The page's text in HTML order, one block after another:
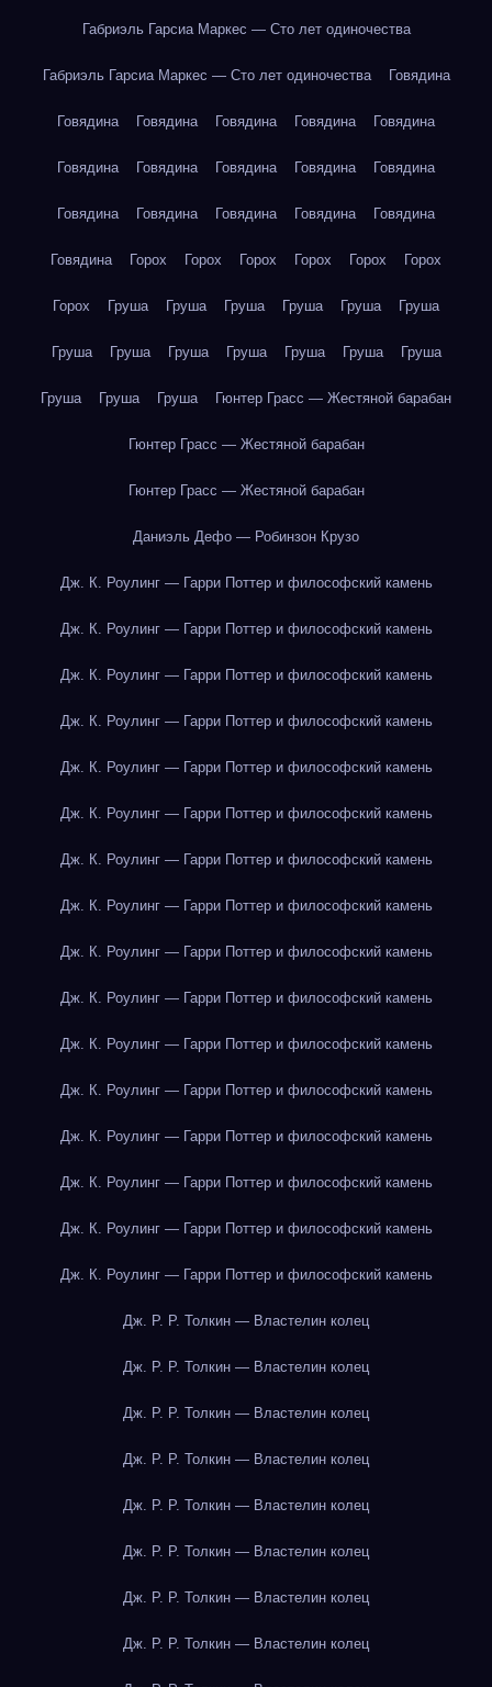
Габриэль Гарсиа Маркес — Сто лет одиночества
Габриэль Гарсиа Маркес — Сто лет одиночества Говядина
Говядина Говядина Говядина Говядина Говядина
Говядина Говядина Говядина Говядина Говядина
Говядина Говядина Говядина Говядина Говядина
Говядина Горох Горох Горох Горох Горох Горох
Горох Груша Груша Груша Груша Груша Груша
Груша Груша Груша Груша Груша Груша Груша
Груша Груша Груша Гюнтер Грасс — Жестяной барабан
Гюнтер Грасс — Жестяной барабан
Гюнтер Грасс — Жестяной барабан
Даниэль Дефо — Робинзон Крузо
Дж. К. Роулинг — Гарри Поттер и философский камень
Дж. К. Роулинг — Гарри Поттер и философский камень
Дж. К. Роулинг — Гарри Поттер и философский камень
Дж. К. Роулинг — Гарри Поттер и философский камень
Дж. К. Роулинг — Гарри Поттер и философский камень
Дж. К. Роулинг — Гарри Поттер и философский камень
Дж. К. Роулинг — Гарри Поттер и философский камень
Дж. К. Роулинг — Гарри Поттер и философский камень
Дж. К. Роулинг — Гарри Поттер и философский камень
Дж. К. Роулинг — Гарри Поттер и философский камень
Дж. К. Роулинг — Гарри Поттер и философский камень
Дж. К. Роулинг — Гарри Поттер и философский камень
Дж. К. Роулинг — Гарри Поттер и философский камень
Дж. К. Роулинг — Гарри Поттер и философский камень
Дж. К. Роулинг — Гарри Поттер и философский камень
Дж. К. Роулинг — Гарри Поттер и философский камень
Дж. Р. Р. Толкин — Властелин колец
Дж. Р. Р. Толкин — Властелин колец
Дж. Р. Р. Толкин — Властелин колец
Дж. Р. Р. Толкин — Властелин колец
Дж. Р. Р. Толкин — Властелин колец
Дж. Р. Р. Толкин — Властелин колец
Дж. Р. Р. Толкин — Властелин колец
Дж. Р. Р. Толкин — Властелин колец